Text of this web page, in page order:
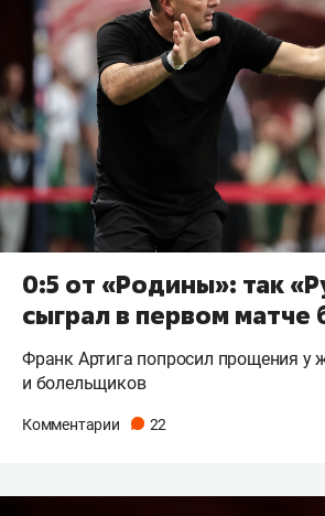
0:5 от «Родины»: так
сыграл в первом матче
Франк Артига попросил прощения у
и болельщиков
Комментарии 22